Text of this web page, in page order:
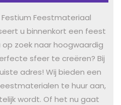
Feestmateriaal
u binnenkort een feest
zoek naar hoogwaardig
sfeer te creëren? Bij
adres! Wij bieden een
te huur aan,
wordt. Of het nu gaat